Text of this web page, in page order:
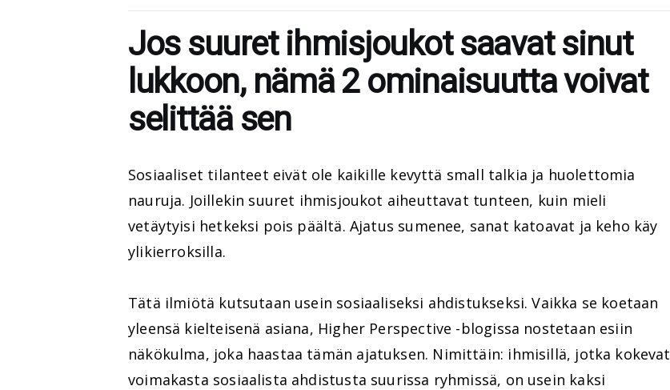
Jos suuret ihmisjoukot saavat sinut
lukkoon, nämä 2 ominaisuutta voivat
selittää sen
Sosiaaliset tilanteet eivät ole kaikille kevyttä small talkia ja huolettomia
nauruja. Joillekin suuret ihmisjoukot aiheuttavat tunteen, kuin mieli
vetäytyisi hetkeksi pois päältä. Ajatus sumenee, sanat katoavat ja keho käy
ylikierroksilla.
Tätä ilmiötä kutsutaan usein sosiaaliseksi ahdistukseksi. Vaikka se koetaan
yleensä kielteisenä asiana, Higher Perspective -blogissa nostetaan esiin
näkökulma, joka haastaa tämän ajatuksen. Nimittäin: ihmisillä, jotka kokevat
voimakasta sosiaalista ahdistusta suurissa ryhmissä, on usein kaksi